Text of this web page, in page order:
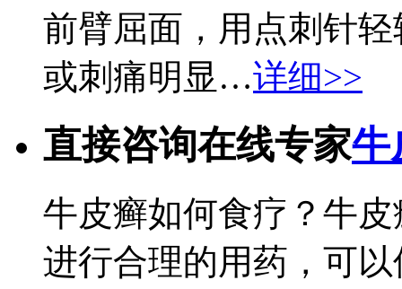
前臂屈面，用点刺针
或刺痛明显…详细>>
直接咨询在线专家牛
牛皮癣如何食疗？牛
进行合理的用药，可